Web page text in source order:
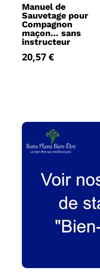
Manuel de
Sauvetage pour
Compagnon
maçon… sans
instructeur
20,57€